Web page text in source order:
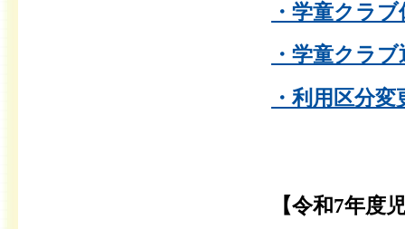
・学童クラ
・学童クラ
・利用区分
【令和7年度